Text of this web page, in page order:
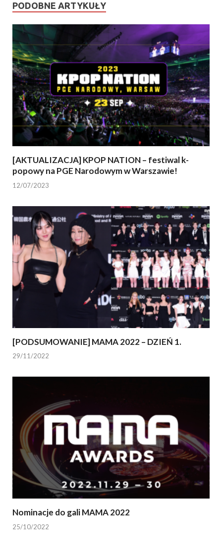
PODOBNE ARTYKUŁY
[AKTUALIZACJA] KPOP NATION – festiwal k-
popowy na PGE Narodowym w Warszawie!
12/07/2023
[PODSUMOWANIE] MAMA 2022 – DZIEŃ 1.
29/11/2022
Nominacje do gali MAMA 2022
25/10/2022